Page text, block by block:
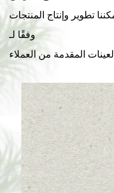
تطوير وإنتاج المنتجات
وفقًا لـ